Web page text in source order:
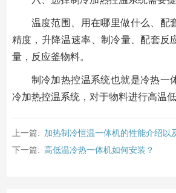
温度范围、用在哪里做什么、配
精度，升降温速率、制冷量、配套反
量，反应釜物料。
制冷加热控温系统也就是冷热一
冷加热控温系统，对于物料进行高温低
上一篇: 加热制冷恒温一体机的性能介绍以
下一篇: 高低温冷热一体机如何安装？